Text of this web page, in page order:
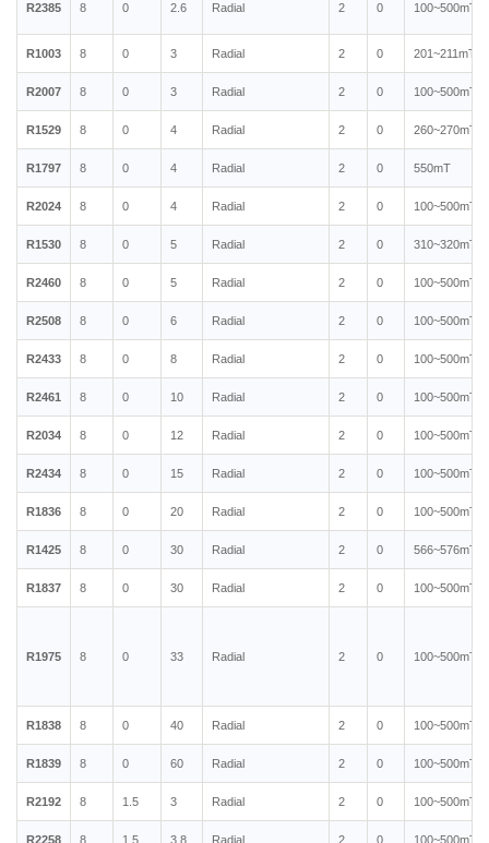
R2385 8 0 2.6 Radial 2 0 100~500mT
R1003 8 0 3 Radial 2 0 201~211mT
R2007 8 0 3 Radial 2 0 100~500mT
R1529 8 0 4 Radial 2 0 260~270mT
R1797 8 0 4 Radial 2 0 550mT
R2024 8 0 4 Radial 2 0 100~500mT
R1530 8 0 5 Radial 2 0 310~320mT
R2460 8 0 5 Radial 2 0 100~500mT
R2508 8 0 6 Radial 2 0 100~500mT
R2433 8 0 8 Radial 2 0 100~500mT
R2461 8 0 10 Radial 2 0 100~500mT
R2034 8 0 12 Radial 2 0 100~500mT
R2434 8 0 15 Radial 2 0 100~500mT
R1836 8 0 20 Radial 2 0 100~500mT
R1425 8 0 30 Radial 2 0 566~576mT
R1837 8 0 30 Radial 2 0 100~500mT
R1975 8 0 33 Radial 2 0 100~500mT
R1838 8 0 40 Radial 2 0 100~500mT
R1839 8 0 60 Radial 2 0 100~500mT
R2192 8 1.5 3 Radial 2 0 100~500mT
R2258 8 1.5 3.8 Radial 2 0 100~500mT